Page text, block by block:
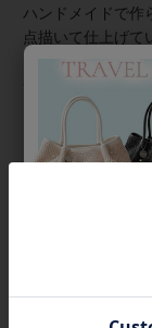
ハンドメイドで作
点描いて仕上げて
金属アレルギー